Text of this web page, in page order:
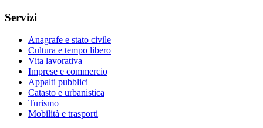
Servizi
Anagrafe e stato civile
Cultura e tempo libero
Vita lavorativa
Imprese e commercio
Appalti pubblici
Catasto e urbanistica
Turismo
Mobilità e trasporti